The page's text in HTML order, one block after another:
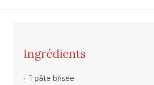
Ingrédients
1 pâte brisée